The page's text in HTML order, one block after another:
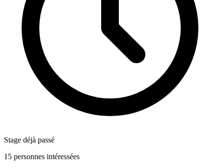
Stage déjà passé
15 personnes intéressées